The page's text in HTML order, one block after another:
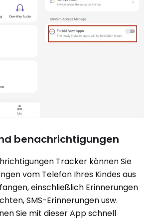
benachrichtigungen
Tracker können Sie
vom Telefon Ihres Kindes aus
einschließlich Erinnerungen
SMS-Erinnerungen usw.
Sie mit dieser App schnell